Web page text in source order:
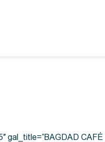
gal_title=”BAGDAD